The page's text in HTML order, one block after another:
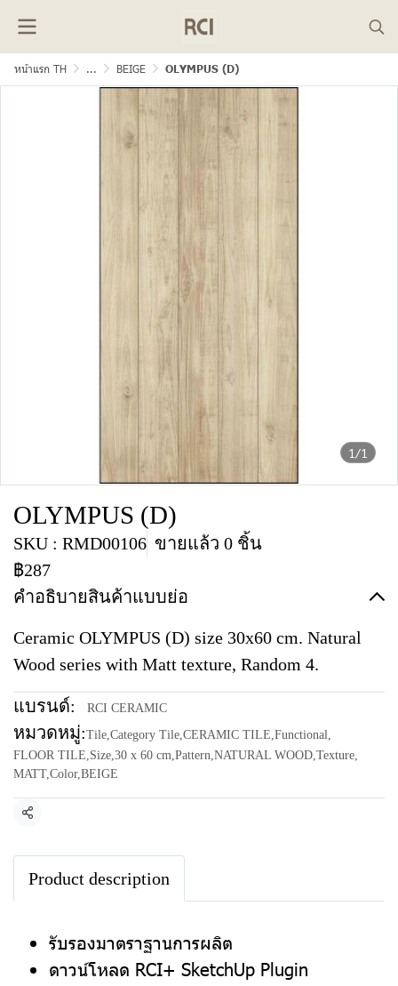
หน้าแรก TH ... BEIGE OLYMPUS (D)
1/1
OLYMPUS (D)
SKU : RMD00106 ขายแล้ว 0 ชิ้น
฿287
คำอธิบายสินค้าแบบย่อ
Ceramic OLYMPUS (D) size 30x60 cm. Natural
Wood series with Matt texture, Random 4.
แบรนด์: RCI CERAMIC
หมวดหมู่:Tile,Category Tile,CERAMIC TILE,Functional,
FLOOR TILE,Size,30 x 60 cm,Pattern,NATURAL WOOD,Texture,
MATT,Color,BEIGE
แชร์
Product description
รับรองมาตราฐานการผลิต
ดาวน์โหลด RCI+ SketchUp Plugin